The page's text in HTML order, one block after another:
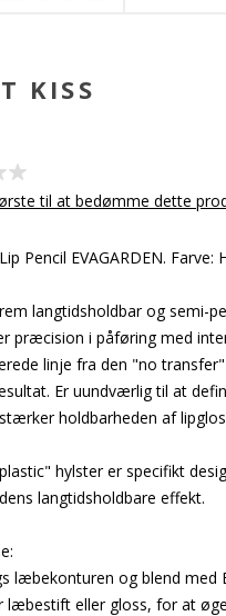
KISS
til at bedømme dette
Pencil EVAGARDEN. Farve:
langtidsholdbar og semi-
præcision i påføring med
linje fra den "no
Er uundværlig til at
holdbarheden af
hylster er specifikt
langtidsholdbare effekt.
læbekonturen og blend med
læbestift eller gloss, for at